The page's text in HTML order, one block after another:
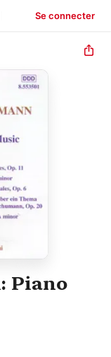
Se connecter
Piano